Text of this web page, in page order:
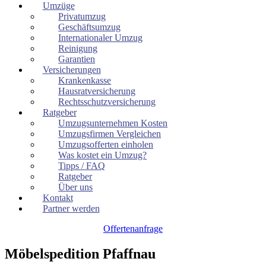
Umzüge
Privatumzug
Geschäftsumzug
Internationaler Umzug
Reinigung
Garantien
Versicherungen
Krankenkasse
Hausratversicherung
Rechtsschutzversicherung
Ratgeber
Umzugsunternehmen Kosten
Umzugsfirmen Vergleichen
Umzugsofferten einholen
Was kostet ein Umzug?
Tipps / FAQ
Ratgeber
Über uns
Kontakt
Partner werden
Offertenanfrage
Möbelspedition Pfaffnau